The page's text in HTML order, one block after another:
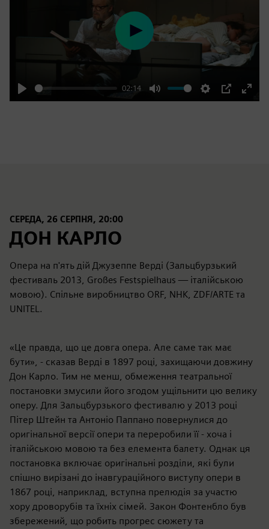
Play
02:14
Mute Settings
PIP
Enter
Play
СЕРЕДА, 26 СЕРПНЯ, 20:00
ДОН КАРЛО
Опера на п'ять дій Джузеппе Верді (Зальцбурзький
фестиваль 2013, Großes Festspielhaus — італійською
мовою). Спільне виробництво ORF, NHK, ZDF/ARTE та
UNITEL.
«Це правда, що це довга опера. Але саме так має
бути», - сказав Верді в 1897 році, захищаючи довжину
Дон Карло. Тим не менш, обмеження театральної
постановки змусили його згодом ущільнити цю велику
оперу. Для Зальцбурзького фестивалю у 2013 році
Пітер Штейн та Антоніо Паппано повернулися до
оригінальної версії опери та переробили її - хоча і
італійською мовою та без елемента балету. Однак ця
постановка включає оригінальні розділи, які були
спішно вирізані до інавгураційного виступу опери в
1867 році, наприклад, вступна прелюдія за участю
хору дроворубів та їхніх сімей. Закон Фонтенбло був
збережений, що робить прогрес сюжету та